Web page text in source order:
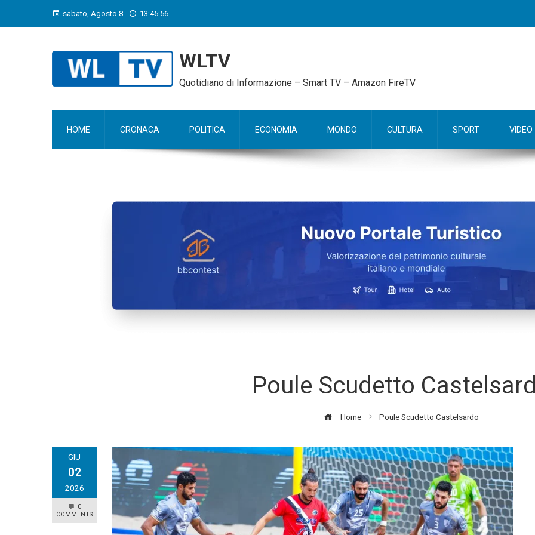
sabato, Agosto 8 13:45:57
WLTV
Quotidiano di Informazione – Smart TV – Amazon FireTV
HOME CRONACA POLITICA ECONOMIA MONDO CULTURA SPORT VIDEO
Poule Scudetto
Home Poule Scudetto Castelsardo
GIU
02
2026
0
COMMENTS